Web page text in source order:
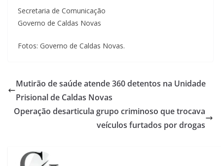
Secretaria de Comunicação
Governo de Caldas Novas
Fotos: Governo de Caldas Novas.
Mutirão de saúde atende 360 detentos na Unidade
Prisional de Caldas Novas
Operação desarticula grupo criminoso que trocava
veículos furtados por drogas